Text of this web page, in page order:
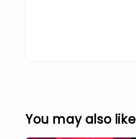
You may also like